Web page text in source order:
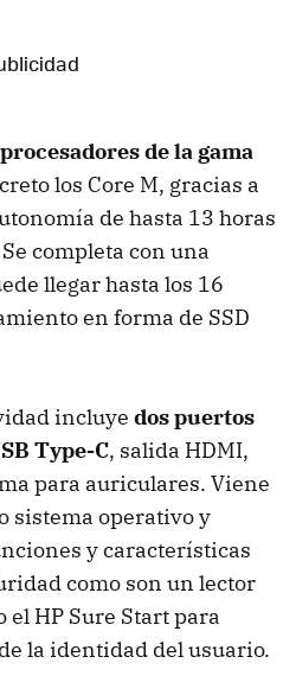
de la gama
los Core M, gracias a
de hasta 13 horas
completa con una
llegar hasta los 16
en forma de SSD
incluye dos puertos
Type-C, salida HDMI,
para auriculares. Viene
sistema operativo y
y características
como son un lector
el HP Sure Start para
la identidad del usuario.